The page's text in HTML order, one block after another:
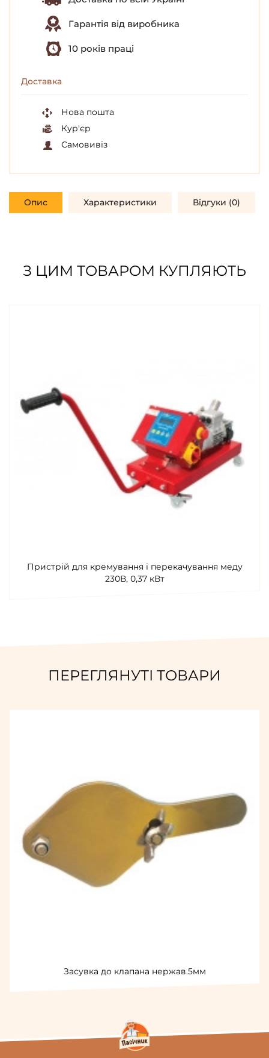
Гарантія від виробника
10 років праці
Доставка
Нова пошта
Кур'єр
Самовивіз
Опис Характеристики Відгуки (0)
З ЦИМ ТОВАРОМ КУПЛЯЮТЬ
Пристрій для кремування і перекачування меду
230В, 0,37 кВт
ПЕРЕГЛЯНУТІ ТОВАРИ
Засувка до клапана нержав.5мм